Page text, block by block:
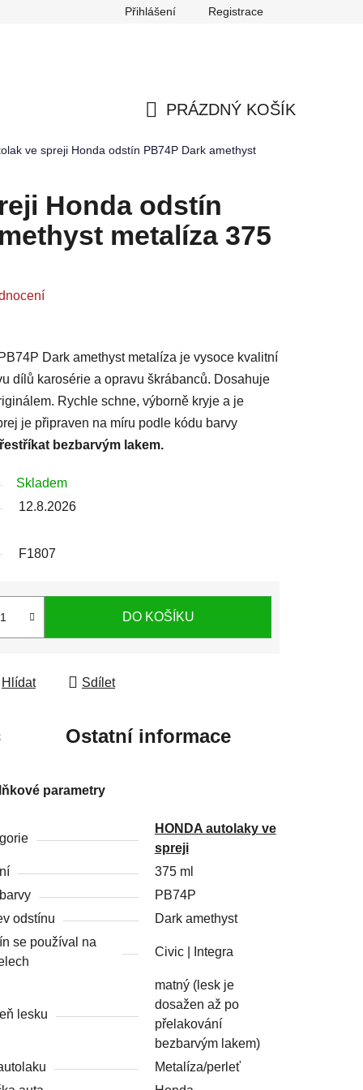
Reklamace Odstoupení od smlouvy
Přihlášení Registrace
PRÁZDNÝ KOŠÍK
ve spreji Honda odstín PB74P Dark amethyst
Honda odstín
metalíza 375
Dark amethyst metalíza je vysoce kvalitní
dílů karosérie a opravu škrábanců. Dosahuje
Rychle schne, výborně kryje a je
je připraven na míru podle kódu barvy
bezbarvým lakem.
Skladem
12.8.2026
F1807
DO KOŠÍKU
Hlídat Sdílet
Ostatní informace
parametry
HONDA autolaky ve
spreji
375 ml
PB74P
odstínu
Dark amethyst
se používal na
Civic | Integra
lesku
matný (lesk je
dosažen až po
přelakování
bezbarvým lakem)
Metalíza/perleť